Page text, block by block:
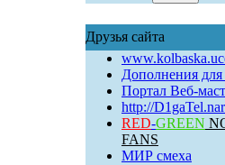
Друзья сайта
Дополнения
Портал Веб-
http://
RED-GREEN
FANS
МИР смеха